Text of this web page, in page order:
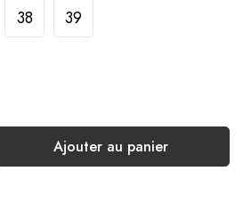
38 39
Ajouter au panier